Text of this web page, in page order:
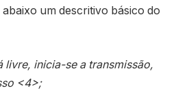
um descritivo básico do
livre, inicia-se a transmissão,
<4>;